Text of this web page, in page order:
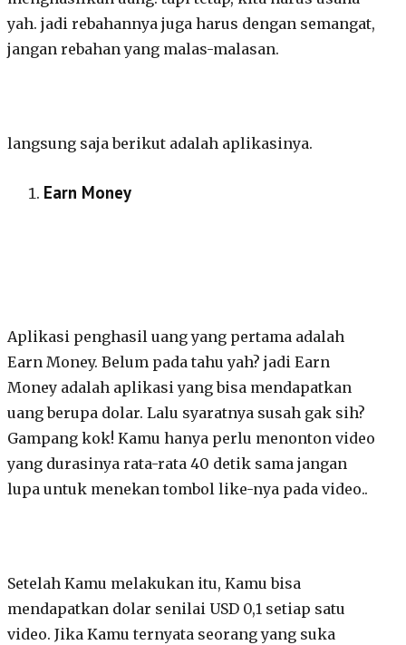
yah. jadi rebahannya juga harus dengan semangat,
jangan rebahan yang malas-malasan.
langsung saja berikut adalah aplikasinya.
Earn Money
Aplikasi penghasil uang yang pertama adalah
Earn Money. Belum pada tahu yah? jadi Earn
Money adalah aplikasi yang bisa mendapatkan
uang berupa dolar. Lalu syaratnya susah gak sih?
Gampang kok! Kamu hanya perlu menonton video
yang durasinya rata-rata 40 detik sama jangan
lupa untuk menekan tombol like-nya pada video..
Setelah Kamu melakukan itu, Kamu bisa
mendapatkan dolar senilai USD 0,1 setiap satu
video. Jika Kamu ternyata seorang yang suka